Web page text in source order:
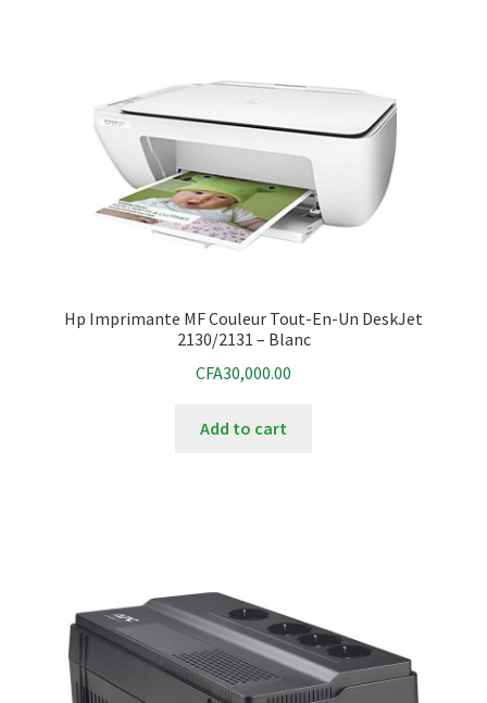
Hp Imprimante MF Couleur Tout-En-Un DeskJet
2130/2131 – Blanc
CFA30,000.00
Add to cart